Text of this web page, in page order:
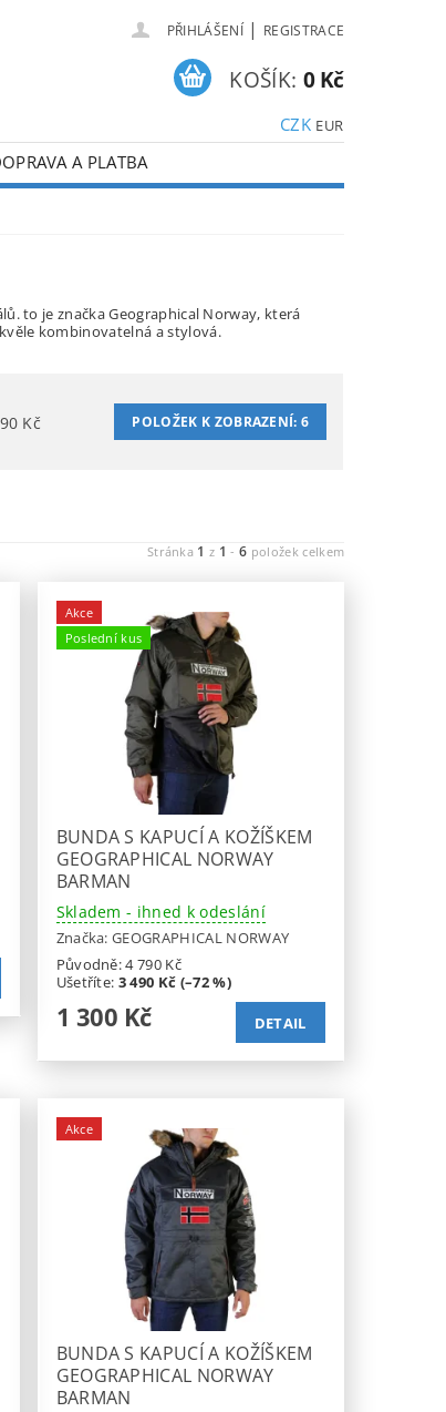
PŘIHLÁŠENÍ | REGISTRACE
CZK EUR
KOŠÍK: 0 Kč
A PLATBA
to je značka Geographical Norway, která
kombinovatelná a stylová.
Kč POLOŽEK K ZOBRAZENÍ:6
Stránka 1 z 1 -6 položek celkem
Akce
Poslední kus
BUNDA S KAPUCÍ A KOŽÍŠKEM
GEOGRAPHICAL NORWAY
BARMAN
Skladem - ihned k odeslání
Značka:GEOGRAPHICAL NORWAY
Původně:4 790 Kč
Ušetříte: 3 490 Kč (–72 %)
1 300 Kč DETAIL
Akce
BUNDA S KAPUCÍ A KOŽÍŠKEM
GEOGRAPHICAL NORWAY
BARMAN